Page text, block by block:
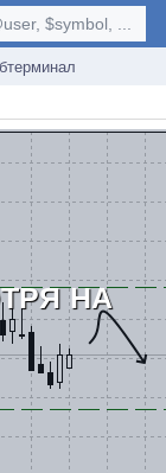
$symbol, ...
НА